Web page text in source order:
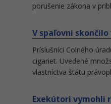
porušenie zákona v
V spaľovni
Príslušníci Colného
cigariet. Uvedené
vlastníctva štátu
Exekútori vymohli